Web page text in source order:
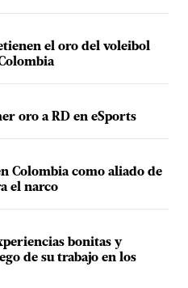
el oro del voleibol
oro a RD en eSports
Colombia como aliado de
el narco
bonitas y
de su trabajo en los